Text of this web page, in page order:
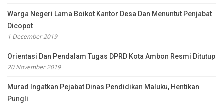
Warga Negeri Lama Boikot Kantor Desa Dan Menuntut Penjabat
Dicopot
1 December 2019
Orientasi Dan Pendalam Tugas DPRD Kota Ambon Resmi Ditutup
20 November 2019
Murad Ingatkan Pejabat Dinas Pendidikan Maluku, Hentikan
Pungli